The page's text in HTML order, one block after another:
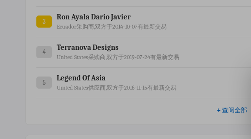
3
Ron Ayala Dario Javier
Ecuador采购商,双方于2014-10-07有最新交易
4
Terranova Designs
United States采购商,双方于2019-07-24有最新交易
5
Legend Of Asia
United States供应商,双方于2016-11-15有最新交易
+ 查阅全部